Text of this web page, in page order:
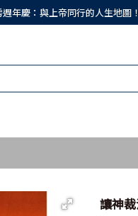
年慶：與上帝同行的人生地圖！
讓神